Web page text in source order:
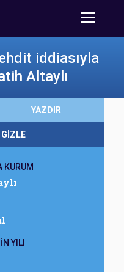
iddiasıyla
Altaylı
YAZDIR
KURUM
YILI